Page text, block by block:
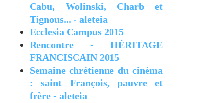
Cabu, Wolinski, Charb et
Tignous... - aleteia
Ecclesia Campus 2015
Rencontre - HÉRITAGE
FRANCISCAIN 2015
Semaine chrétienne du cinéma
: saint François, pauvre et
frère - aleteia